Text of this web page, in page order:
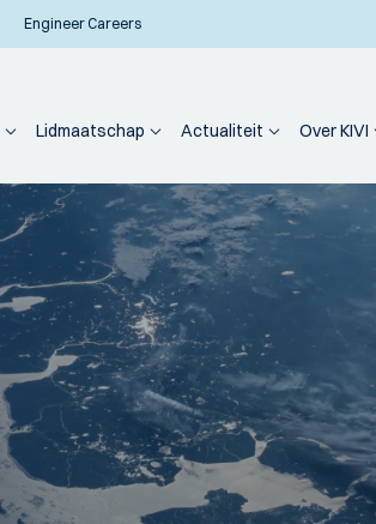
Engineer Careers
Lidmaatschap Actualiteit Over KIVI